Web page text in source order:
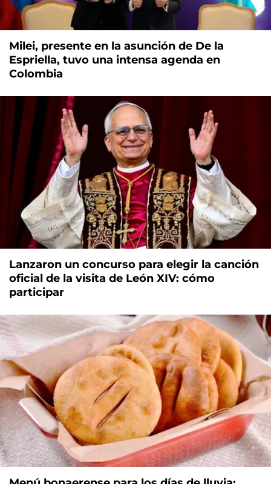
Milei, presente en la asunción de De la
Espriella, tuvo una intensa agenda en
Colombia
Lanzaron un concurso para elegir la canción
oficial de la visita de León XIV: cómo
participar